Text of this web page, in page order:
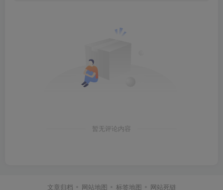
暂无评论内容
文章归档 网站地图 标签地图 网站死链